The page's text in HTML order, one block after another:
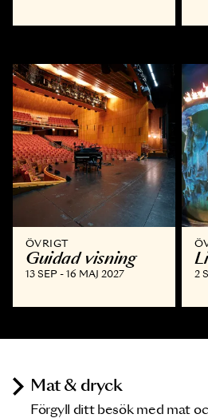
ÖVRIGT
Guidad visning
13 SEP - 16 MAJ 2027 2
Mat & dryck
Förgyll ditt besök med mat